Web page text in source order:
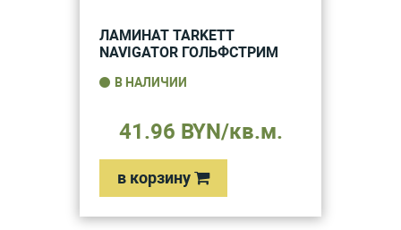
ЛАМИНАТ TARKETT
NAVIGATOR ГОЛЬФСТРИМ
В НАЛИЧИИ
41.96 BYN/кв.м.
в корзину